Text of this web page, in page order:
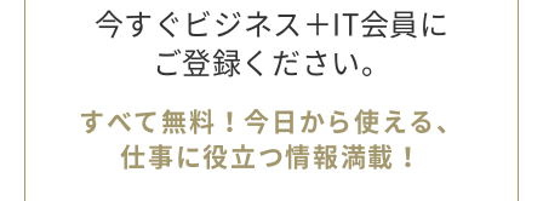
今すぐビジネス＋IT会員に
ご登録ください。
すべて無料！今日から使える、
仕事に役立つ情報満載！